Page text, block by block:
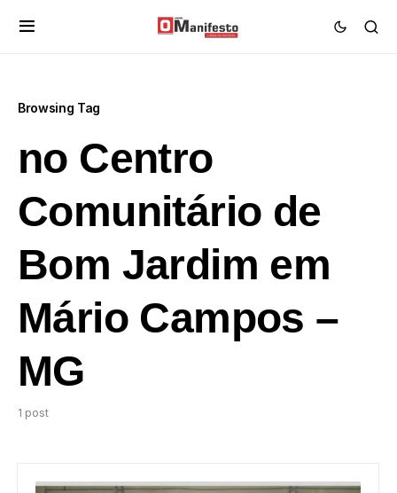
Browsing Tag
no Centro
Comunitário de
Bom Jardim em
Mário Campos –
MG
1 post